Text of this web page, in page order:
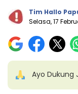
Tim Hallo
Selasa, 17
Ayo Dukung